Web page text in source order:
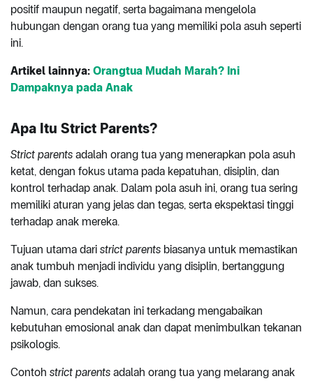
positif maupun negatif, serta bagaimana mengelola
hubungan dengan orang tua yang memiliki pola asuh seperti
ini.
Artikel lainnya: Orangtua Mudah Marah? Ini
Dampaknya pada Anak
Apa Itu Strict Parents?
Strict parents adalah orang tua yang menerapkan pola asuh
ketat, dengan fokus utama pada kepatuhan, disiplin, dan
kontrol terhadap anak. Dalam pola asuh ini, orang tua sering
memiliki aturan yang jelas dan tegas, serta ekspektasi tinggi
terhadap anak mereka.
Tujuan utama dari strict parents biasanya untuk memastikan
anak tumbuh menjadi individu yang disiplin, bertanggung
jawab, dan sukses.
Namun, cara pendekatan ini terkadang mengabaikan
kebutuhan emosional anak dan dapat menimbulkan tekanan
psikologis.
Contoh strict parents adalah orang tua yang melarang anak